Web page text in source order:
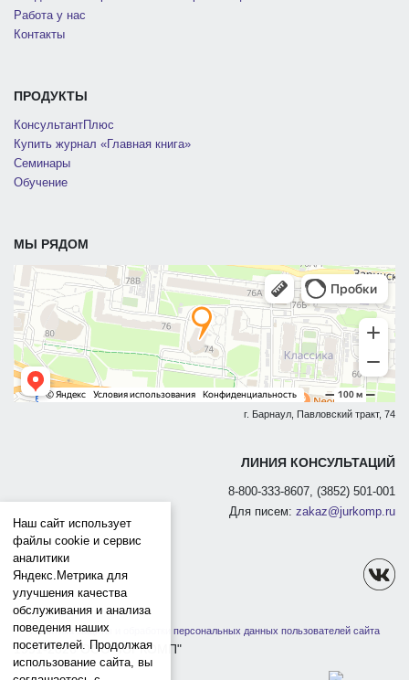
Работа у нас
Контакты
ПРОДУКТЫ
КонсультантПлюс
Купить журнал «Главная книга»
Семинары
Обучение
МЫ РЯДОМ
г. Барнаул, Павловский тракт, 74
ЛИНИЯ КОНСУЛЬТАЦИЙ
8-800-333-8607, (3852) 501-001
Для писем: zakaz@jurkomp.ru
Политика защиты и обработки персональных данных пользователей сайта
1991-2026 ООО "ЮРКОМП"
Наш сайт использует
файлы cookie и сервис
аналитики
Яндекс.Метрика для
улучшения качества
обслуживания и анализа
поведения наших
посетителей. Продолжая
использование сайта, вы